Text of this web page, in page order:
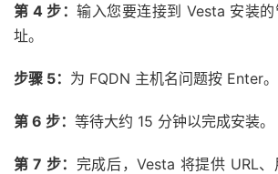
第 4 步：输入您要连接到 Vesta 安装
址。
步骤 5： 为 FQDN 主机名问题按 Enter。
第 6 步： 等待大约 15 分钟以完成安装。
第 7 步： 完成后，Vesta 将提供 URL